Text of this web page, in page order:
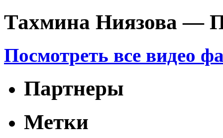
Тахмина Ниязова —
Посмотреть все видео
Партнеры
Метки